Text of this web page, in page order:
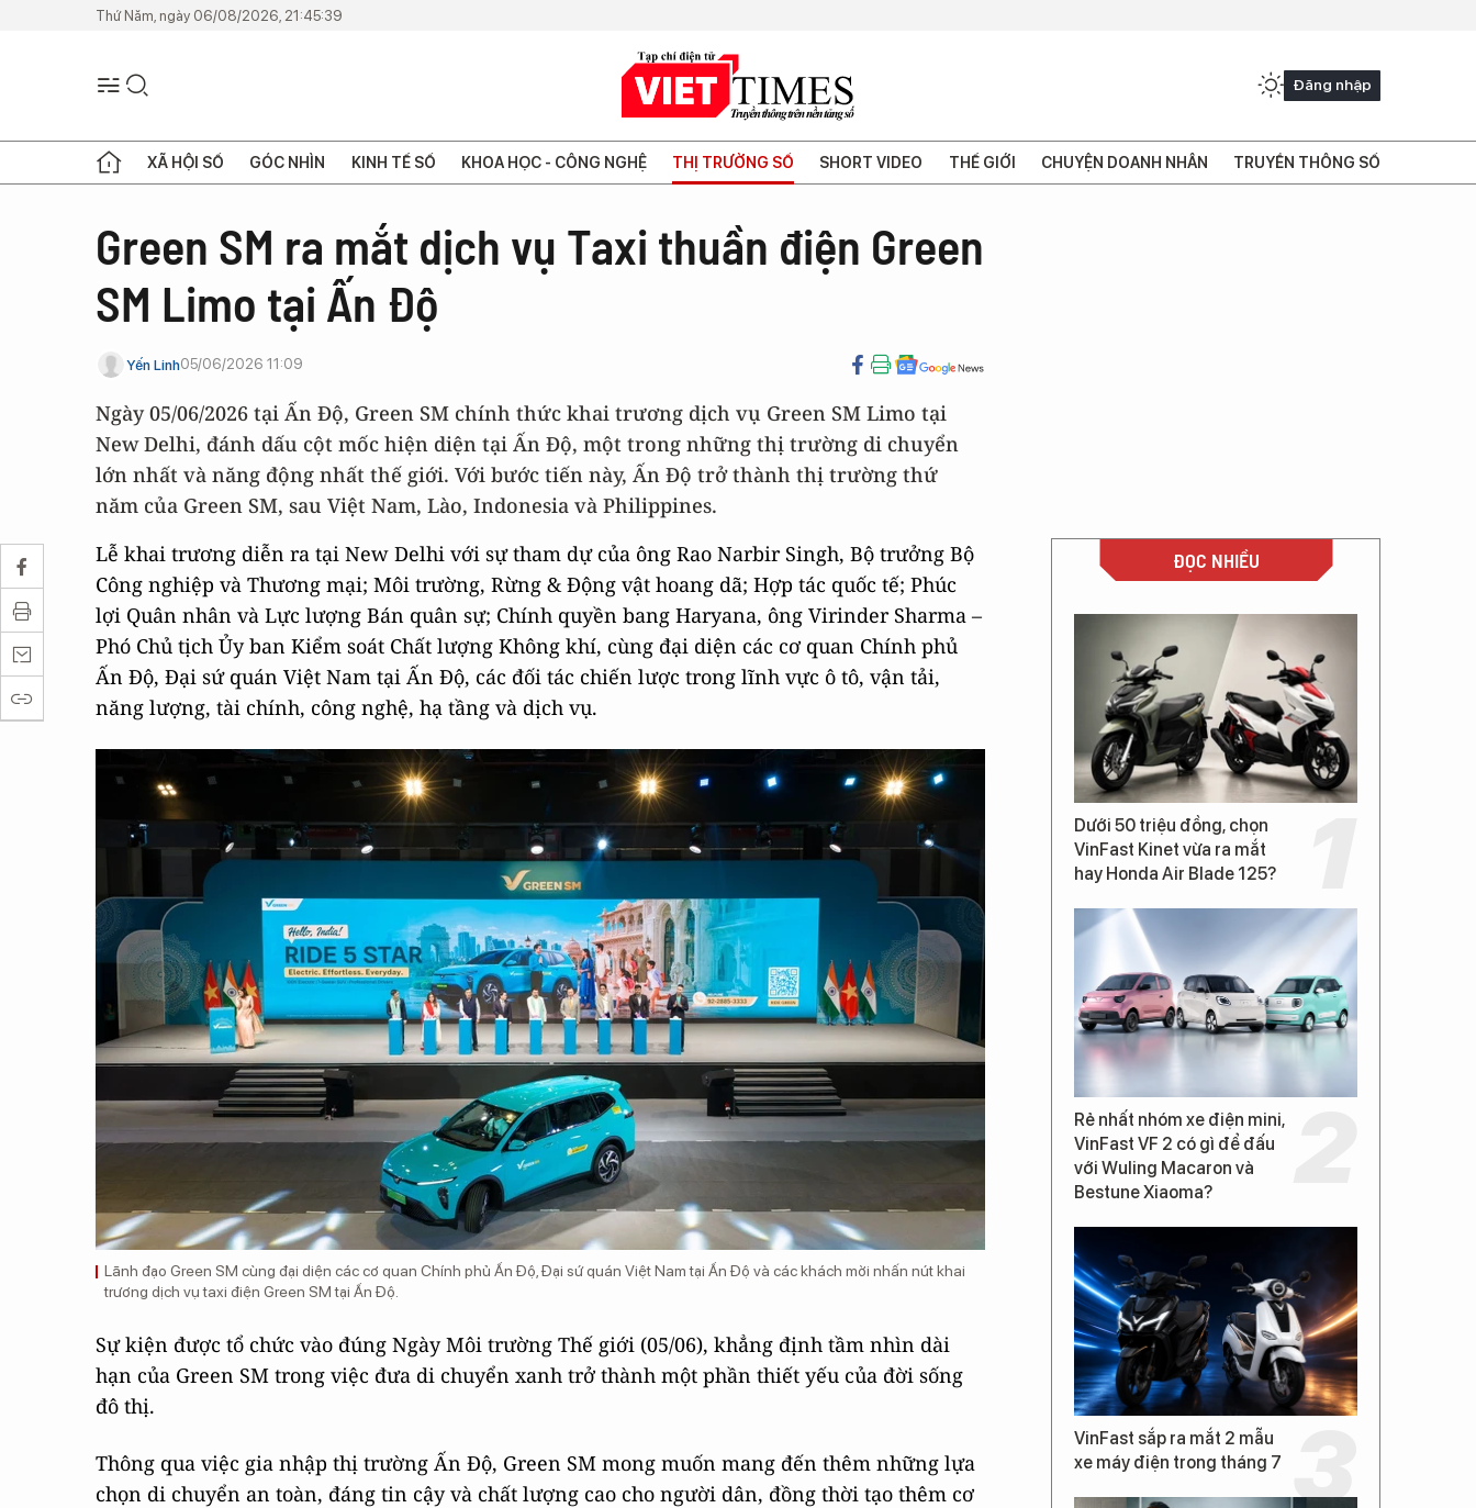
Thứ Năm, ngày 06/08/2026, 21:45:39
Đăng nhập
XÃ HỘI SỐ GÓC NHÌN KINH TẾ SỐ KHOA HỌC - CÔNG NGHỆ THỊ TRƯỜNG SỐ SHORT VIDEO THẾ GIỚI CHUYỆN DOANH NHÂN TRUYỀN THÔNG SỐ
Green SM ra mắt dịch vụ Taxi thuần điện Green
SM Limo tại Ấn Độ
Yến Linh05/06/2026 11:09
Ngày 05/06/2026 tại Ấn Độ, Green SM chính thức khai trương dịch vụ Green SM Limo tại
New Delhi, đánh dấu cột mốc hiện diện tại Ấn Độ, một trong những thị trường di chuyển
lớn nhất và năng động nhất thế giới. Với bước tiến này, Ấn Độ trở thành thị trường thứ
năm của Green SM, sau Việt Nam, Lào, Indonesia và Philippines.
Lễ khai trương diễn ra tại New Delhi với sự tham dự của ông Rao Narbir Singh, Bộ trưởng Bộ
Công nghiệp và Thương mại; Môi trường, Rừng & Động vật hoang dã; Hợp tác quốc tế; Phúc
lợi Quân nhân và Lực lượng Bán quân sự; Chính quyền bang Haryana, ông Virinder Sharma –
Phó Chủ tịch Ủy ban Kiểm soát Chất lượng Không khí, cùng đại diện các cơ quan Chính phủ
Ấn Độ, Đại sứ quán Việt Nam tại Ấn Độ, các đối tác chiến lược trong lĩnh vực ô tô, vận tải,
năng lượng, tài chính, công nghệ, hạ tầng và dịch vụ.
Lãnh đạo Green SM cùng đại diện các cơ quan Chính phủ Ấn Độ, Đại sứ quán Việt Nam tại Ấn Độ và các khách mời nhấn nút khai
trương dịch vụ taxi điện Green SM tại Ấn Độ.
Sự kiện được tổ chức vào đúng Ngày Môi trường Thế giới (05/06), khẳng định tầm nhìn dài
hạn của Green SM trong việc đưa di chuyển xanh trở thành một phần thiết yếu của đời sống
đô thị.
Thông qua việc gia nhập thị trường Ấn Độ, Green SM mong muốn mang đến thêm những lựa
chọn di chuyển an toàn, đáng tin cậy và chất lượng cao cho người dân, đồng thời tạo thêm cơ
ĐỌC NHIỀU
Dưới 50 triệu đồng, chọn
VinFast Kinet vừa ra mắt
hay Honda Air Blade 125?
Rẻ nhất nhóm xe điện mini,
VinFast VF 2 có gì để đấu
với Wuling Macaron và
Bestune Xiaoma?
VinFast sắp ra mắt 2 mẫu
xe máy điện trong tháng 7